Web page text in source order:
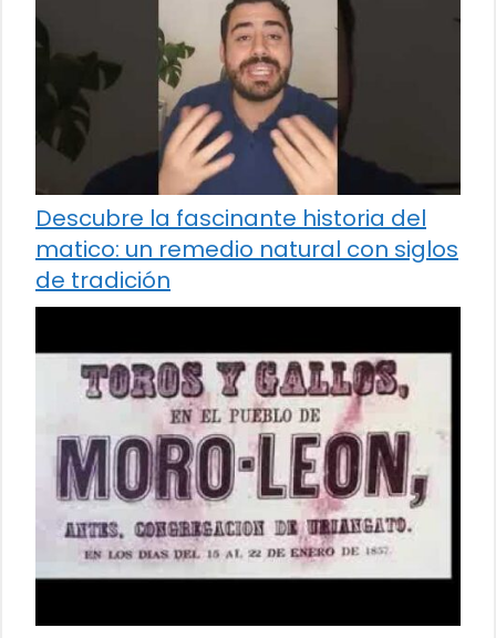
Descubre la fascinante historia del
matico: un remedio natural con siglos
de tradición